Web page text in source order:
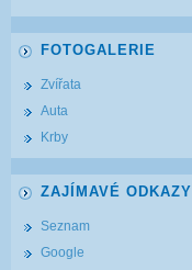
FOTOGALERIE
Zvířata
Auta
Krby
ZAJÍMAVÉ ODKAZY
Seznam
Google